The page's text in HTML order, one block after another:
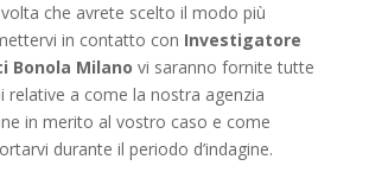
che avrete scelto il modo più
in contatto con Investigatore
Bonola Milano vi saranno fornite tutte
relative a come la nostra agenzia
in merito al vostro caso e come
durante il periodo d’indagine.